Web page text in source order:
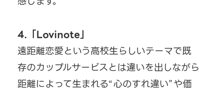
4.「Lovinote」
遠距離恋愛という高校生らしいテーマで既
存のカップルサービスとは違いを出しながら
距離によって生まれる“心のすれ違い”や価